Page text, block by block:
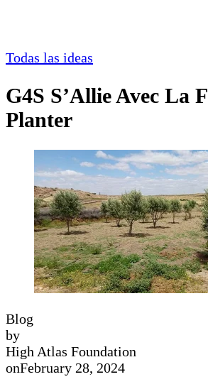
Todas las ideas
G4S S’Allie Avec La
Planter
Blog
by
High Atlas Foundation
onFebruary 28, 2024